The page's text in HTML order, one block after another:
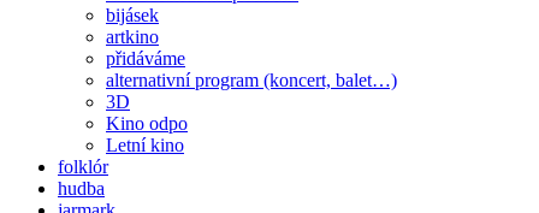
bijásek
artkino
přidáváme
alternativní program (koncert, balet…)
3D
Kino odpo
Letní kino
folklór
hudba